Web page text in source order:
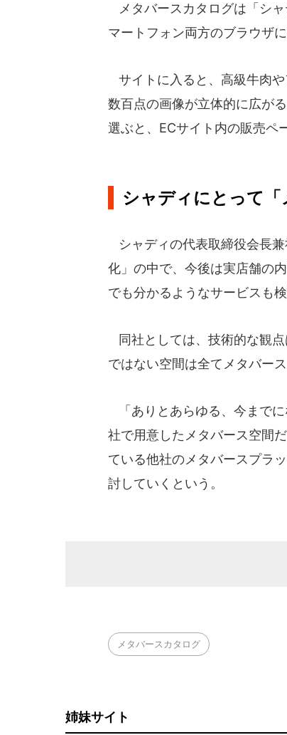
メタバースカタログは「シ
マートフォン両方のブラウザに
サイトに入ると、高級牛肉
数百点の画像が立体的に広が
選ぶと、ECサイト内の販売ペ
シャディにとって
シャディの代表取締役会長
化」の中で、今後は実店舗の
でも分かるようなサービスも
同社としては、技術的な観点
ではない空間は全てメタバー
「ありとあらゆる、今まで
社で用意したメタバース空間
ている他社のメタバースプラ
討していくという。
メタバースカタログ
姉妹サイト